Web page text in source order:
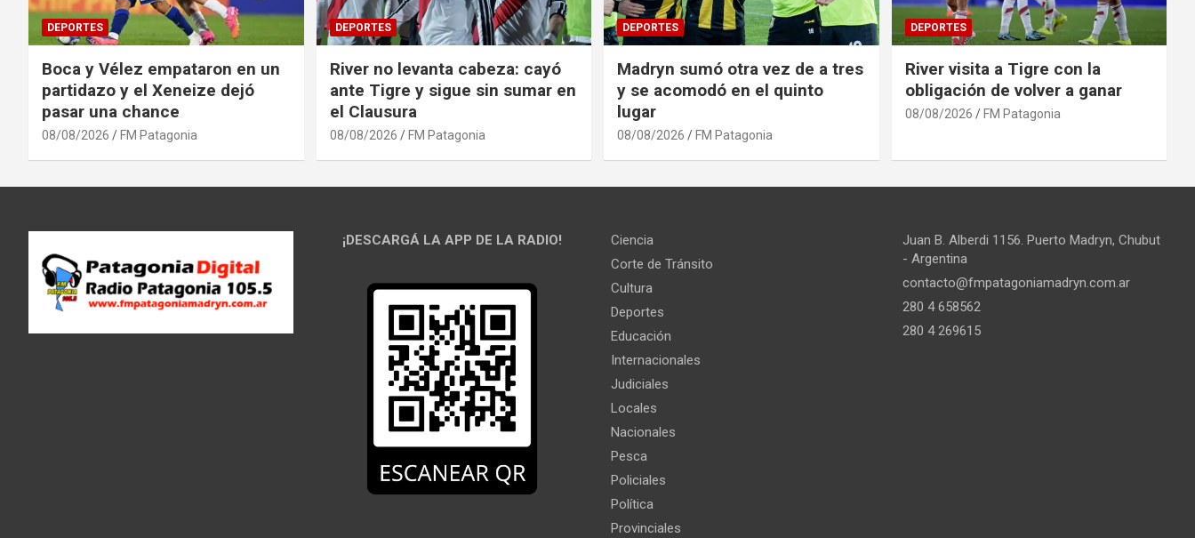
DEPORTES
Boca y Vélez empataron en un
partidazo y el Xeneize dejó
pasar una chance
08/08/2026 FM Patagonia
DEPORTES
River no levanta cabeza: cayó
ante Tigre y sigue sin sumar en
el Clausura
08/08/2026 FM Patagonia
DEPORTES
Madryn sumó otra vez de a tres
y se acomodó en el quinto
lugar
08/08/2026 FM Patagonia
DEPORTES
River visita a Tigre con la
obligación de volver a ganar
08/08/2026 FM Patagonia
¡DESCARGÁ LA APP DE LA RADIO!
Ciencia
Corte de Tránsito
Cultura
Deportes
Educación
Internacionales
Judiciales
Locales
Nacionales
Pesca
Policiales
Política
Provinciales
Juan B. Alberdi 1156. Puerto Madryn, Chubut
- Argentina
contacto@fmpatagoniamadryn.com.ar
280 4 658562
280 4 269615